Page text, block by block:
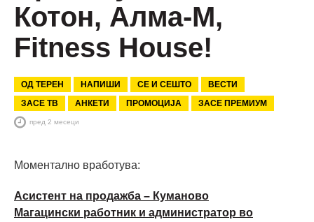
Котон, Алма-М,
Fitness House!
ОД ТЕРЕН НАПИШИ СЕ И СЕШТО
ВЕСТИ
ЗАСЕ ТВ
АНКЕТИ ПРОМОЦИЈА ЗАСЕ ПРЕМИУМ
пред 2 месеци
Моментално вработува:
Асистент на продажба – Куманово
Магацински работник и администратор во